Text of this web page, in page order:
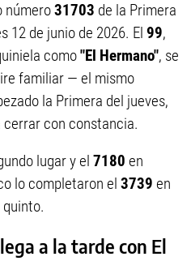
número31703 de la Primera
12 de junio de 2026. El 99,
como"El Hermano", se
familiar — el mismo
la Primera del jueves,
con constancia.
lugar y el 7180 en
lo completaron el 3739 en
quinto.
a la tarde con El